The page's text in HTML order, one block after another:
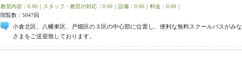
教習内容：0.00｜スタッフ・教官の対応：0.00｜設備：0.00｜料金：0.00｜
閲覧数：5047回
小倉北区、八幡東区、戸畑区の３区の中心部に位置し、便利な無料スクールバスがみな
さまをご送迎致しております。